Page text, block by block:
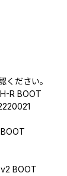
ださい。
R BOOT
BOOT